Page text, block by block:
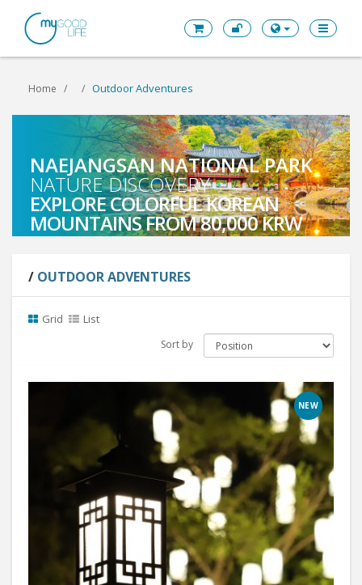
Home Outdoor Adventures
NAEJANGSAN NATIONAL PARK
NATURE DISCOVERY
EXPLORE COLORFUL KOREAN
MOUNTAINS FROM 80,000 KRW
CANYONING NEAR GAPYEONG
OUTDOOR ADVENTURE TOUR
EXPLORE THRILLING CANYONS
FROM 120,000 KRW
/ OUTDOOR ADVENTURES
Grid List
Sort by
NEW